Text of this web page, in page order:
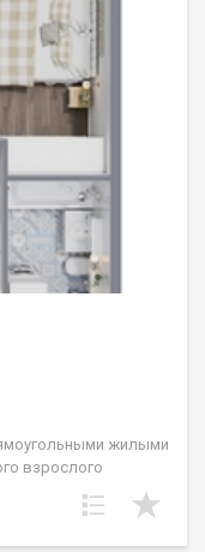
жилыми
взрослого
во двор (южные
Центр Иркутск»